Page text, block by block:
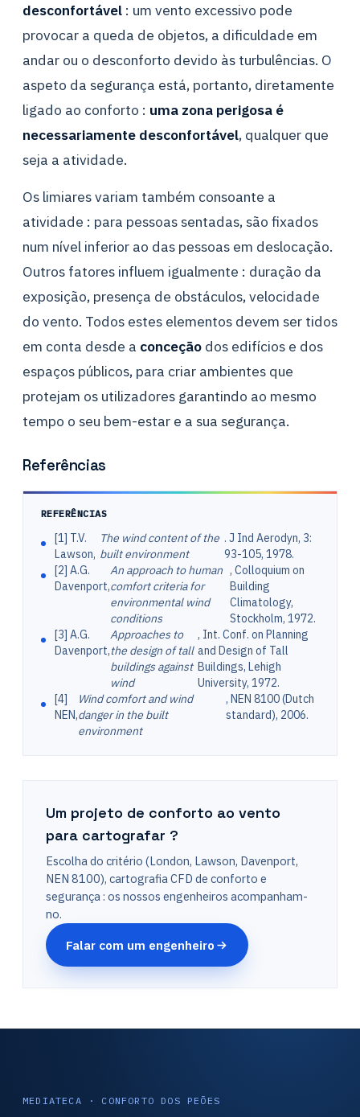
desconfortável : um vento excessivo pode
provocar a queda de objetos, a dificuldade em
andar ou o desconforto devido às turbulências. O
aspeto da segurança está, portanto, diretamente
ligado ao conforto : uma zona perigosa é
necessariamente desconfortável, qualquer que
seja a atividade.
Os limiares variam também consoante a
atividade : para pessoas sentadas, são fixados
num nível inferior ao das pessoas em deslocação.
Outros fatores influem igualmente : duração da
exposição, presença de obstáculos, velocidade
do vento. Todos estes elementos devem ser tidos
em conta desde a conceção dos edifícios e dos
espaços públicos, para criar ambientes que
protejam os utilizadores garantindo ao mesmo
tempo o seu bem-estar e a sua segurança.
Referências
REFERÊNCIAS
[1] T.V.
Lawson,
The wind content of the
built environment
. J Ind Aerodyn, 3:
93-105, 1978.
[2] A.G.
Davenport,
An approach to human
comfort criteria for
environmental wind
conditions
, Colloquium on
Building
Climatology,
Stockholm, 1972.
[3] A.G.
Davenport,
Approaches to
the design of tall
buildings against
wind
, Int. Conf. on Planning
and Design of Tall
Buildings, Lehigh
University, 1972.
[4]
NEN,
Wind comfort and wind
danger in the built
environment
, NEN 8100 (Dutch
standard), 2006.
Um projeto de conforto ao vento
para cartografar ?
Escolha do critério (London, Lawson, Davenport,
NEN 8100), cartografia CFD de conforto e
segurança : os nossos engenheiros acompanham-
no.
Falar com um engenheiro
MEDIATECA · CONFORTO DOS PEÕES